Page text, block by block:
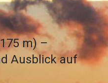
m) –
Ausblick auf